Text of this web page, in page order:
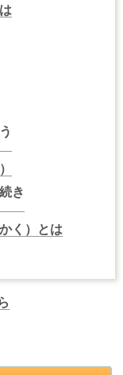
き
く）とは